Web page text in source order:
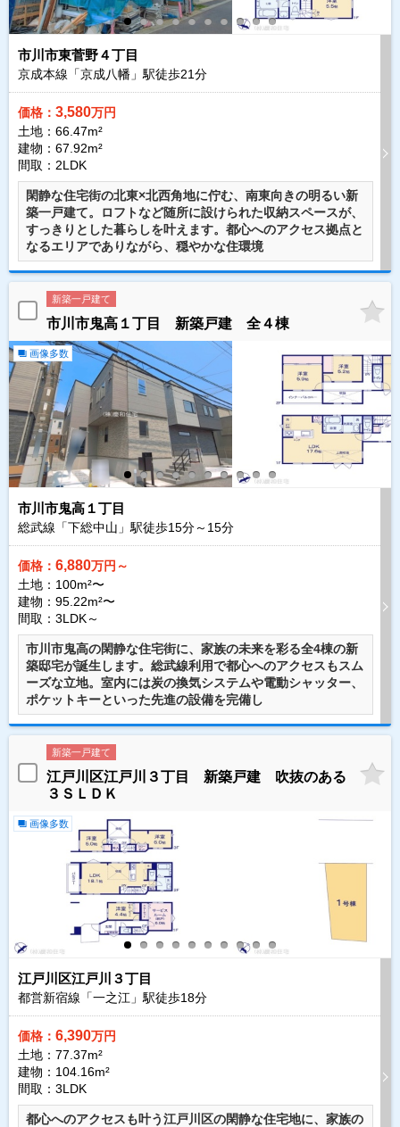
市川市東菅野４丁目
京成本線「京成八幡」駅徒歩21分
価格： 3,580万円
土地：66.47m²
建物：67.92m²
間取：2LDK
閑静な住宅街の北東×北西角地に佇む、南東向きの明るい新
築一戸建て。ロフトなど随所に設けられた収納スペースが、
すっきりとした暮らしを叶えます。都心へのアクセス拠点と
なるエリアでありながら、穏やかな住環境
新築一戸建て
市川市鬼高１丁目 新築戸建 全４棟
画像多数
市川市鬼高１丁目
総武線「下総中山」駅徒歩15分～ 15分
価格： 6,880万円～
土地：100m²〜
建物：95.22m²〜
間取：3LDK～
市川市鬼高の閑静な住宅街に、家族の未来を彩る全4棟の新
築邸宅が誕生します。総武線利用で都心へのアクセスもスム
ーズな立地。室内には炭の換気システムや電動シャッター、
ポケットキーといった先進の設備を完備し
新築一戸建て
江戸川区江戸川３丁目 新築戸建 吹抜のある
３ＳＬＤＫ
画像多数
江戸川区江戸川３丁目
都営新宿線「一之江」駅徒歩18分
価格： 6,390万円
土地：77.37m²
建物：104.16m²
間取：3LDK
都心へのアクセスも叶う江戸川区の閑静な住宅地に、家族の